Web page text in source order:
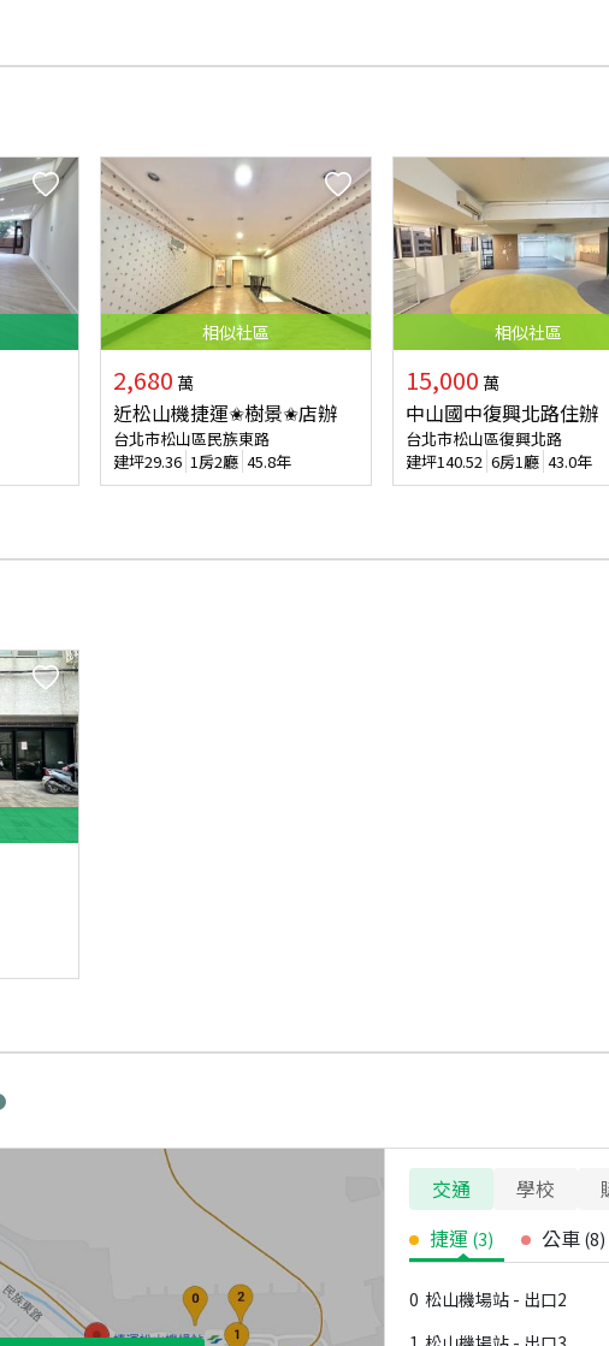
相似社區
2,680 萬
近松山機捷運✬樹景✬店辦
台北市松山區民族東路
建坪29.36 1房2廳 45.8年
相似社區
15,000 萬
中山國中復興北路住辦
台北市松山區復興北路
建坪140.52 6房1廳 43.0年
交通 學校
捷運 (3) 公車 (8)
0 松山機場站 - 出口2